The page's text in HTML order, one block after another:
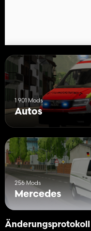
1 901 Mods
Autos
256 Mods
Mercedes
Änderungsprotokoll